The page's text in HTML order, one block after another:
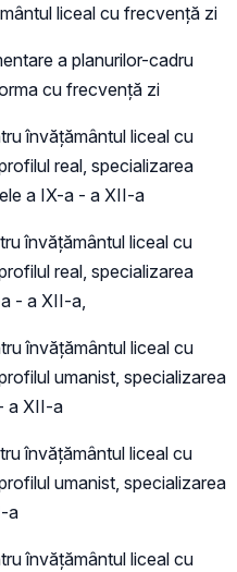
liceal cu frecvență zi
a planurilor-cadru
cu frecvență zi
învățământul liceal cu
real, specializarea
a IX-a - a XII-a
învățământul liceal cu
real, specializarea
- a XII-a,
învățământul liceal cu
umanist, specializarea
a XII-a
învățământul liceal cu
umanist, specializarea
a
învățământul liceal cu